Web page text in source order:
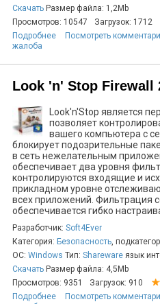
Скачать Размер файла: 1,2Mb
Просмотров: 10547
Загрузок: 1712
Подробнее
Посмотреть
жалоба
Look 'n' Stop Firewall
Look'n'Stop является
позволяет
вашего компьютера с
блокирует подозрительные
в сеть нежелательным
обеспечивает два уровня
контролируются входящие и
прикладном уровне
всех приложений. Фильтрация
обеспечивается гибко
Разработчик: Soft4Ever
Категория: Безопасность,
ОС: Windows Тип: Shareware язык
Скачать Размер файла: 4,5Mb
Просмотров: 9351
Загрузок: 910
Подробнее
Посмотреть